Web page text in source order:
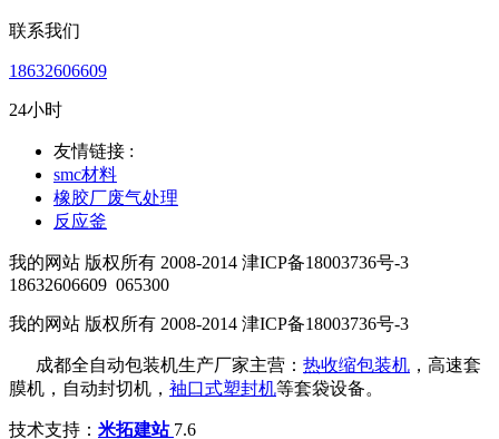
联系我们
18632606609
24小时
友情链接 :
smc材料
橡胶厂废气处理
反应釜
我的网站 版权所有 2008-2014 津ICP备18003736号-3
18632606609 065300
我的网站 版权所有 2008-2014 津ICP备18003736号-3
成都全自动包装机生产厂家主营： 热收缩包装机 ，高速套
膜机，自动封切机， 袖口式塑封机等套袋设备。
技术支持： 米拓建站 7.6